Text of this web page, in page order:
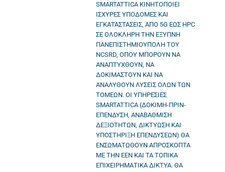
SMARTATTICA ΚΙΝΗΤΟΠΟΙΕΙ
ΙΣΧΥΡΕΣ ΥΠΟΔΟΜΕΣ ΚΑΙ
ΕΓΚΑΤΑΣΤΑΣΕΙΣ, ΑΠΟ 5G ΕΩΣ HPC
ΣΕ ΟΛΟΚΛΗΡΗ ΤΗΝ ΕΞΥΠΝΗ
ΠΑΝΕΠΙΣΤΗΜΙΟΥΠΟΛΗ ΤΟΥ
NCSRD, ΟΠΟΥ ΜΠΟΡΟΥΝ ΝΑ
ΑΝΑΠΤΥΧΘΟΥΝ, ΝΑ
ΔΟΚΙΜΑΣΤΟΥΝ ΚΑΙ ΝΑ
ΑΝΑΛΥΘΟΥΝ ΛΥΣΕΙΣ ΟΛΩΝ ΤΩΝ
ΤΟΜΕΩΝ. ΟΙ ΥΠΗΡΕΣΙΕΣ
SMARTATTICA (ΔΟΚΙΜΗ-ΠΡΙΝ-
ΕΠΕΝΔΥΣΗ, ΑΝΑΒΑΘΜΙΣΗ
ΔΕΞΙΟΤΗΤΩΝ, ΔΙΚΤΥΩΣΗ ΚΑΙ
ΥΠΟΣΤΗΡΙΞΗ ΕΠΕΝΔΥΣΕΩΝ) ΘΑ
ΕΝΣΩΜΑΤΩΘΟΥΝ ΑΠΡΟΣΚΟΠΤΑ
ΜΕ ΤΗΝ ΕΕΝ ΚΑΙ ΤΑ ΤΟΠΙΚΑ
ΕΠΙΧΕΙΡΗΜΑΤΙΚΑ ΔΙΚΤΥΑ. ΘΑ